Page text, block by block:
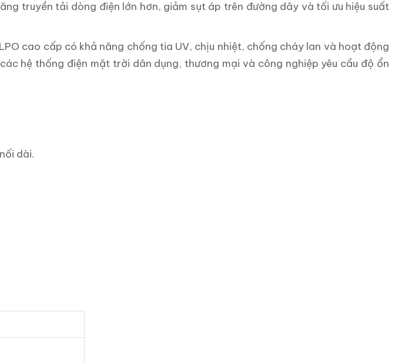
truyền tải dòng điện lớn hơn, giảm sụt áp trên đường dây và tối ưu hiệu suất
cao cấp có khả năng chống tia UV, chịu nhiệt, chống cháy lan và hoạt động
hệ thống điện mặt trời dân dụng, thương mại và công nghiệp yêu cầu độ ổn
dài.